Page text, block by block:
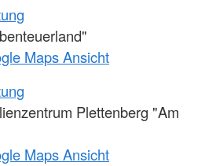
Maps Ansicht
Plettenberg "Am
Maps Ansicht